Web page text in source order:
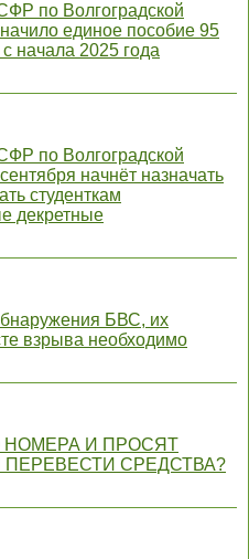
по Волгоградской
единое пособие 95
начала 2025 года
по Волгоградской
начнёт назначать
студенткам
декретные
БВС, их
взрыва необходимо
НОМЕРА И ПРОСЯТ
СРЕДСТВА?